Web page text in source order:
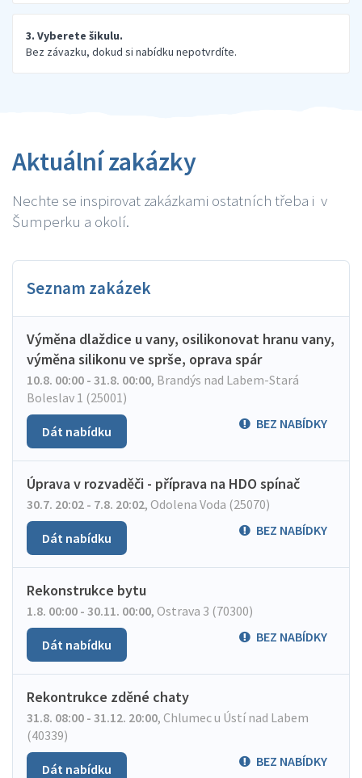
3. Vyberete šikulu.
Bez závazku, dokud si nabídku nepotvrdíte.
Aktuální zakázky
Nechte se inspirovat zakázkami ostatních třeba i v
Šumperku a okolí.
Seznam zakázek
Výměna dlaždice u vany, osilikonovat hranu vany,
výměna silikonu ve sprše, oprava spár
10.8. 00:00 - 31.8. 00:00, Brandýs nad Labem-Stará
Boleslav 1 (25001)
BEZ NABÍDKY
Dát nabídku
Úprava v rozvaděči - příprava na HDO spínač
30.7. 20:02 - 7.8. 20:02, Odolena Voda (25070)
BEZ NABÍDKY
Dát nabídku
Rekonstrukce bytu
1.8. 00:00 - 30.11. 00:00, Ostrava 3 (70300)
BEZ NABÍDKY
Dát nabídku
Rekontrukce zděné chaty
31.8. 08:00 - 31.12. 20:00, Chlumec u Ústí nad Labem
(40339)
BEZ NABÍDKY
Dát nabídku